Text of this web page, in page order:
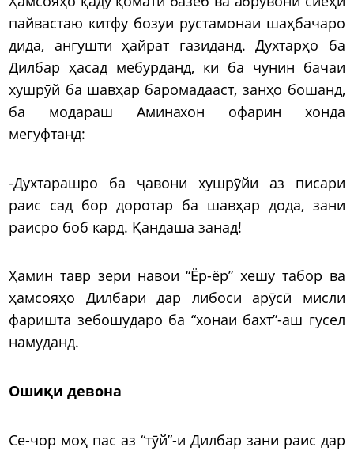
пайвастаю китфу бозуи рустамонаи шаҳбачаро
дида, ангушти ҳайрат газиданд. Духтарҳо ба
Дилбар ҳасад мебурданд, ки ба чунин бачаи
хушрӯй ба шавҳар баромадааст, занҳо бошанд,
ба модараш Аминахон офарин хонда
мегуфтанд:
-Духтарашро ба ҷавони хушрӯйи аз писари
раис сад бор доротар ба шавҳар дода, зани
раисро боб кард. Қандаша занад!
Ҳамин тавр зери навои “Ёр-ёр” хешу табор ва
ҳамсояҳо Дилбари дар либоси арӯсӣ мисли
фаришта зебошударо ба “хонаи бахт”-аш гусел
намуданд.
Ошиқи девона
Се-чор моҳ пас аз “тӯй”-и Дилбар зани раис дар